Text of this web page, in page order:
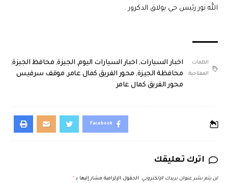
الله نور رئيس حي بولاق الدكرور .
الكلمات
المفتاحية:
اخبار السيارات, اخبار السيارات اليوم, الجيزة, محافظ الجيزة,
محافظة الجيزة, محور الفريق كمال عامر, موقف سرفيس
محور الفريق كمال عامر
Facebook
اترك تعليقك
لن يتم نشر عنوان بريدك الإلكتروني. الحقول الإلزامية مشار إليها بـ *